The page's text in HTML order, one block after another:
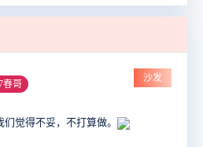
春哥
沙发
觉得不妥，不打算做。